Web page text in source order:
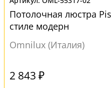
Потолочная люстра
стиле модерн
Omnilux (Италия)
2 843 ₽